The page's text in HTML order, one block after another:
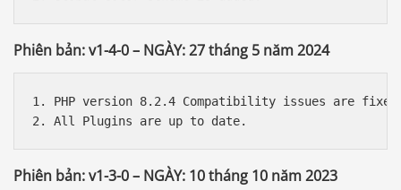
Phiên bản: v1-4-0 – NGÀY: 27 tháng 5 năm 2024
1. PHP version 8.2.4 Compatibility issues are
Phiên bản: v1-3-0 – NGÀY: 10 tháng 10 năm 2023